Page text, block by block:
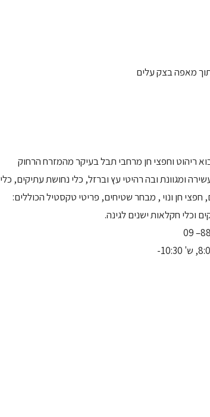
מאפה בצק עלים
ריהוט וחפצי חן מרחבי תבל בעיקר מהמזרח הרחוק
ומגוונת ובה רהיטי עץ וברזל, כלי נחושת עתיקים, כלי
חן ונוי , מבחר שטיחים, פריטי טקסטיל הכוללים:
וכלי חקלאות ישנים לגינה.